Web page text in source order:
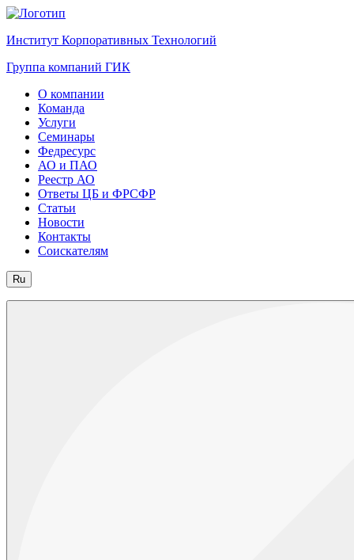
Институт Корпоративных Технологий
Группа компаний ГИК
О компании
Команда
Услуги
Семинары
Федресурс
АО и ПАО
Реестр АО
Ответы ЦБ и ФРСФР
Статьи
Новости
Контакты
Соискателям
Ru